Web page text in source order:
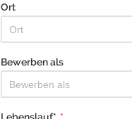
Ort
Bewerben als